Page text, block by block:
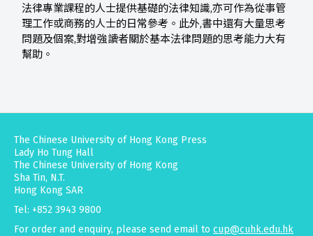
法律專業課程的人士提供基礎的法律知識,亦可作為從事管
理工作或商務的人士的日常參考。此外,書中還有大量思考
問題及個案,對增強讀者關於基本法律問題的思考能力大有
幫助。
The Chinese University of Hong Kong Press
Lady Ho Tung Hall
The Chinese University of Hong Kong
Sha Tin, N.T.
Hong Kong SAR
Tel: +852 3943 9800
For order and enquiry, please send email to cup@cuhk.edu.hk